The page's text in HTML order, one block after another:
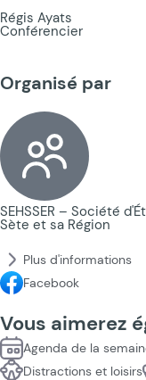
Régis Ayats
Conférencier
Organisé par
SEHSSER – Société
Sète et sa Région
Plus d'informations
Facebook
Vous aimerez
Agenda de la
Distractions et loisirs